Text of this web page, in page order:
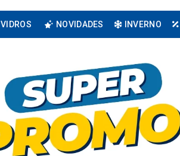
VIDROS NOVIDADES INVERNO